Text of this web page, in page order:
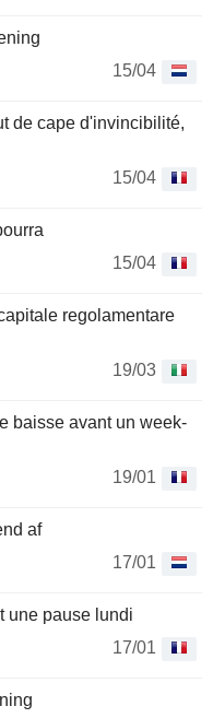
15/04
de cape d'invincibilité,
15/04
15/04
regolamentare
19/03
baisse avant un week-
19/01
af
17/01
une pause lundi
17/01